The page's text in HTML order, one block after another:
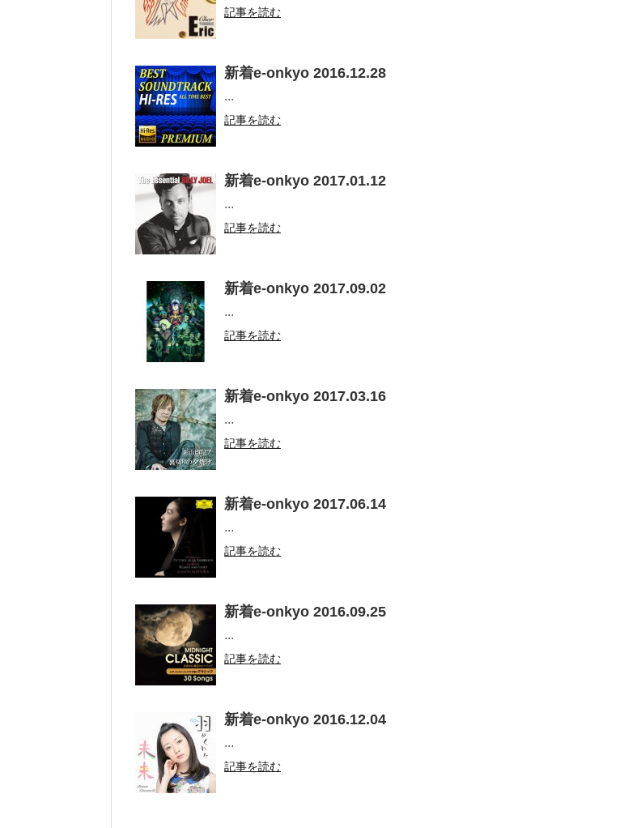
記事を読む
新着e-onkyo 2016.12.28
...
記事を読む
新着e-onkyo 2017.01.12
...
記事を読む
新着e-onkyo 2017.09.02
...
記事を読む
新着e-onkyo 2017.03.16
...
記事を読む
新着e-onkyo 2017.06.14
...
記事を読む
新着e-onkyo 2016.09.25
...
記事を読む
新着e-onkyo 2016.12.04
...
記事を読む